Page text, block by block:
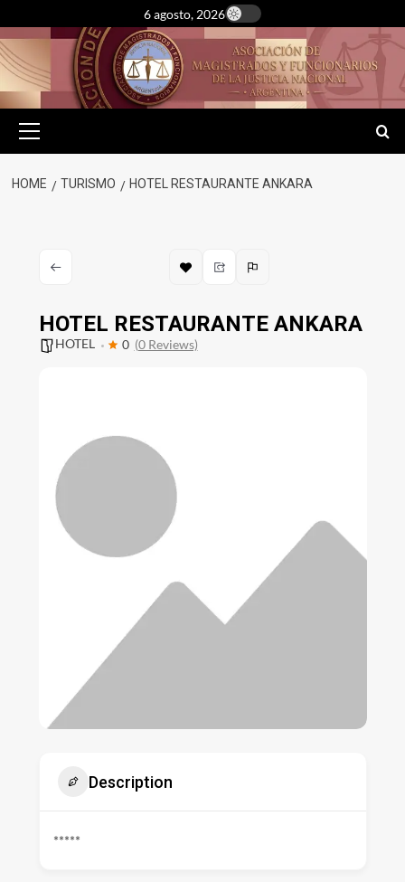
to
content
6 agosto, 2026
Menu
HOME TURISMO HOTEL RESTAURANTE ANKARA
HOTEL RESTAURANTE ANKARA
HOTEL 0 (0 Reviews)
Description
*****